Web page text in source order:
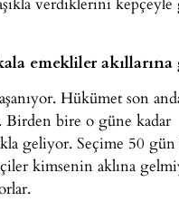
emekliler akıllarına
Hükümet son
Birden bire o güne kadar
geliyor. Seçime 50 gün
kimsenin aklına